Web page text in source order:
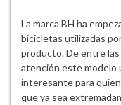
La marca BH ha
bicicletas utilizadas
producto. De entre
atención este modelo
interesante para
que ya sea